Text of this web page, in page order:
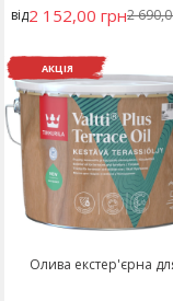
від2 152,00 грн2
АКЦІЯ
Олива екстер'єрна